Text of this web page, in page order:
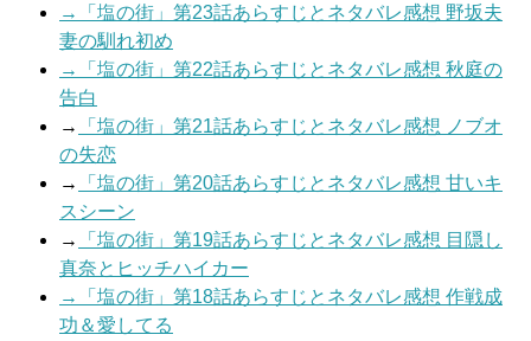
→「塩の街」第23話あらすじとネタバレ感想 野坂夫
妻の馴れ初め
→「塩の街」第22話あらすじとネタバレ感想 秋庭の
告白
→
「塩の街」第21話あらすじとネタバレ感想 ノブオ
の失恋
→
「塩の街」第20話あらすじとネタバレ感想 甘いキ
スシーン
→
「塩の街」第19話あらすじとネタバレ感想 目隠し
真奈とヒッチハイカー
→「塩の街」第18話あらすじとネタバレ感想 作戦成
功＆愛してる